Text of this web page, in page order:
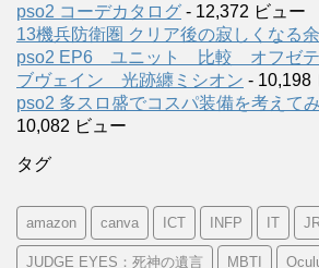
pso2 コーデカタログ - 12,372 ビュー
13機兵防衛圏 クリア後の寂しくなる
pso2 EP6 ユニット 比較 オフゼ
ブヴェイン 光跡纏ミシオン - 10,198
pso2 多スロ盛でコスパ装備を考えて
10,082 ビュー
タグ
amazon canva ICT INFP IT
JUDGE EYES：死神の遺言 MBTI